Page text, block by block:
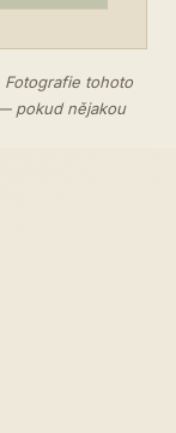
Fotografie tohoto
pokud nějakou